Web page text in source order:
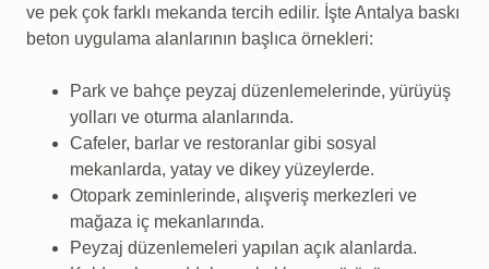
ve pek çok farklı mekanda tercih edilir. İşte Antalya baskı
beton uygulama alanlarının başlıca örnekleri:
Park ve bahçe peyzaj düzenlemelerinde, yürüyüş
yolları ve oturma alanlarında.
Cafeler, barlar ve restoranlar gibi sosyal
mekanlarda, yatay ve dikey yüzeylerde.
Otopark zeminlerinde, alışveriş merkezleri ve
mağaza iç mekanlarında.
Peyzaj düzenlemeleri yapılan açık alanlarda.